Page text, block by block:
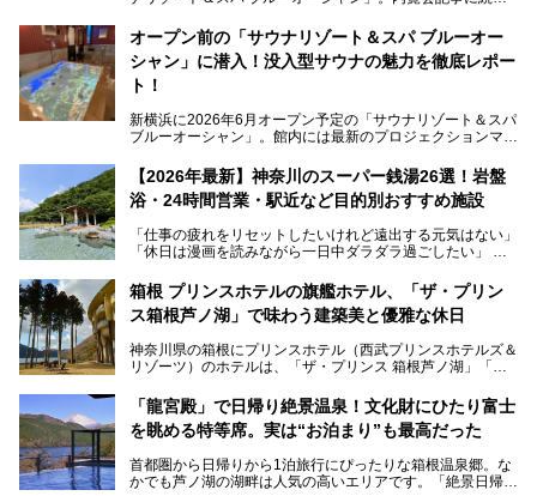
す。サウナや水風呂の気持ちよさはもちろん、リラックスス
ペースの過ごしやすさまで徹底チェック。新横浜エリアで日
常の疲れをリセットしたい人、ライブやスポーツ観戦遠征組
は必見です。
オープン前の「サウナリゾート＆スパ ブルーオー
シャン」に潜入！没入型サウナの魅力を徹底レポー
ト！
新横浜に2026年6月オープン予定の「サウナリゾート＆スパ
ブルーオーシャン」。館内には最新のプロジェクションマッ
的な“没入感（イマーシブ）”を体験できます。
今回は、そんな大注目の施設に一足先にお邪魔し、その全貌
を見学させていただきました！
サウナ室の中に咲き誇る桜、魚たちが泳ぐ水風呂、そしてバ
リのビーチを思わせる休憩スペース…。驚きの連続だった館
内の様子をレポートします！
【2026年最新】神奈川のスーパー銭湯26選！岩盤
浴・24時間営業・駅近など目的別おすすめ施設
「仕事の疲れをリセットしたいけれど遠出する元気はない」
「休日は漫画を読みながら一日中ダラダラ過ごしたい」
たい」
そんな「癒やされたい」という願いを叶えてくれるのが、神
神奈川県には、サウナや岩盤浴、一日中遊べるエンタメ施設
など、“非日常”を味わえるスーパー銭湯が数多く揃っていま
う」という人も多いはず。
そこで今回は、神奈川県内の人気施設26選を「安さ」「岩
業」「駅近」など、目的別に厳選して紹介します。
今の気分にぴったりの施設を見つけて、最高のリフレッシュ
箱根 プリンスホテルの旗艦ホテル、「ザ・プリン
ス箱根芦ノ湖」で味わう建築美と優雅な休日
神奈川県の箱根にプリンスホテル（西武プリンスホテルズ＆
リゾーツ）のホテルは、「ザ・プリンス 箱根芦ノ湖」「芦
「箱根仙石原プリンスホテル」と4軒あり、今回ご紹介する
「ザ・プリンス 箱根芦ノ湖」は、その中でもフラッグシッ
プ（旗艦）に位置づけられる特別なホテルです。
昭和の日本を代表する建築家の一人、村野藤吾が芦ノ湖の畔
に建てた桃源郷のようなホテルがここ。自家源泉の温泉や、
「龍宮殿」で日帰り絶景温泉！文化財にひたり富士
を眺める特等席。実は“お泊まり”も最高だった
首都圏から日帰りから1泊旅行にぴったりな箱根温泉郷。な
かでも芦ノ湖の湖畔は人気の高いエリアです。「絶景日帰り